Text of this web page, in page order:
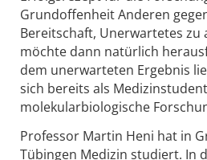
Grundoffenheit Anderen
Bereitschaft, Unerwartetes zu
möchte dann natürlich
dem unerwarteten Ergebnis
sich bereits als
molekularbiologische
Professor Martin Heni hat in
Tübingen Medizin studiert. In